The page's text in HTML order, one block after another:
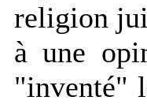
religion
à une
"inventé"